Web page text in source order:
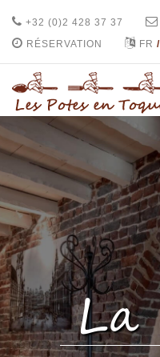
+32 (0)2 428 37 37
RÉSERVATION
FR /
La